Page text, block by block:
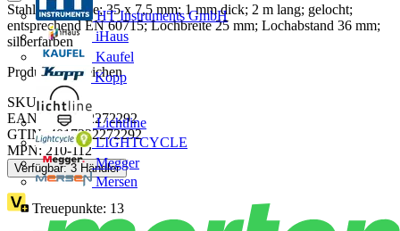
HT Instruments GmbH
iHaus
Kaufel
Kopp
Lichtline
LIGHTCYCLE
Megger
Mersen
Stahltragschiene; 35 x 7,5 mm; 1 mm dick; 2 m lang; gelocht;
entsprechend EN 60715; Lochbreite 25 mm; Lochabstand 36 mm;
silberfarben
Produktkennzeichen
SKU: 210-112
EAN: 4017332272292
GTIN: 4017332272292
MPN: 210-112
Verfügbar: 3 Händler
Treuepunkte: 13